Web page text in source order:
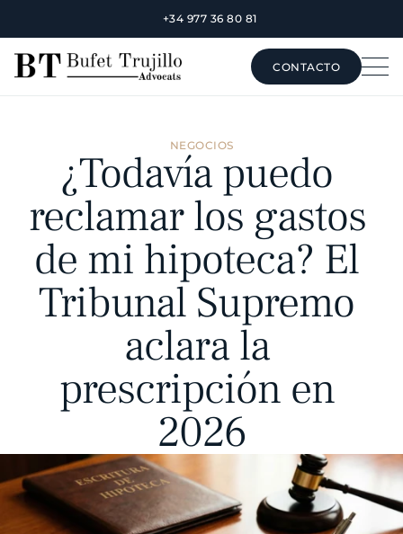
+34 977 36 80 81
CONTACTO
NEGOCIOS
¿Todavía puedo
reclamar los gastos
de mi hipoteca? El
Tribunal Supremo
aclara la
prescripción en
2026